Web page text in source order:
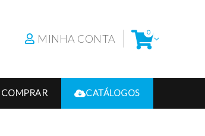
MINHA CONTA 0
CATÁLOGOS